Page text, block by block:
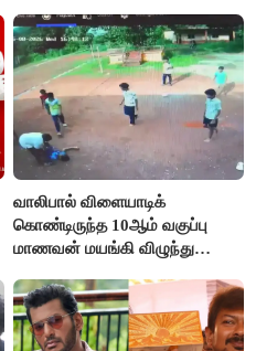
வாலிபால் விளையாடிக்
கொண்டிருந்த 10ஆம் வகுப்பு
மாணவன் மயங்கி விழுந்து